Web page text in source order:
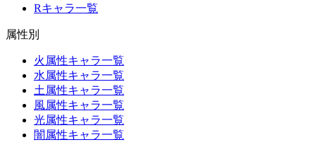
Rキャラ一覧
属性別
火属性キャラ一覧
水属性キャラ一覧
土属性キャラ一覧
風属性キャラ一覧
光属性キャラ一覧
闇属性キャラ一覧